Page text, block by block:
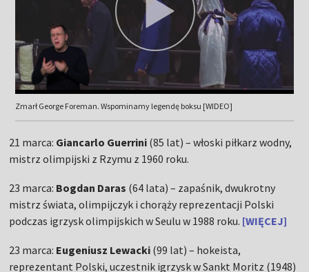
Zmarł George Foreman. Wspominamy legendę boksu [WIDEO]
21 marca: Giancarlo Guerrini (85 lat) – włoski piłkarz wodny,
mistrz olimpijski z Rzymu z 1960 roku.
23 marca: Bogdan Daras (64 lata) – zapaśnik, dwukrotny
mistrz świata, olimpijczyk i chorąży reprezentacji Polski
podczas igrzysk olimpijskich w Seulu w 1988 roku. [WIĘCEJ]
23 marca: Eugeniusz Lewacki (99 lat) – hokeista,
reprezentant Polski, uczestnik igrzysk w Sankt Moritz (1948)